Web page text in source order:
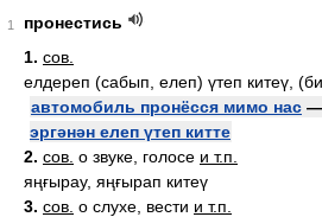
1
пронестись
1. сов.
елдереп (сабып, елеп) үтеп китеү,
автомобиль пронёсся мимо нас —
эргәнән елеп үтеп китте
2. сов. о звуке, голосе и т.п.
яңғырау, яңғырап китеү
3. сов. о слухе, вести и т.п.